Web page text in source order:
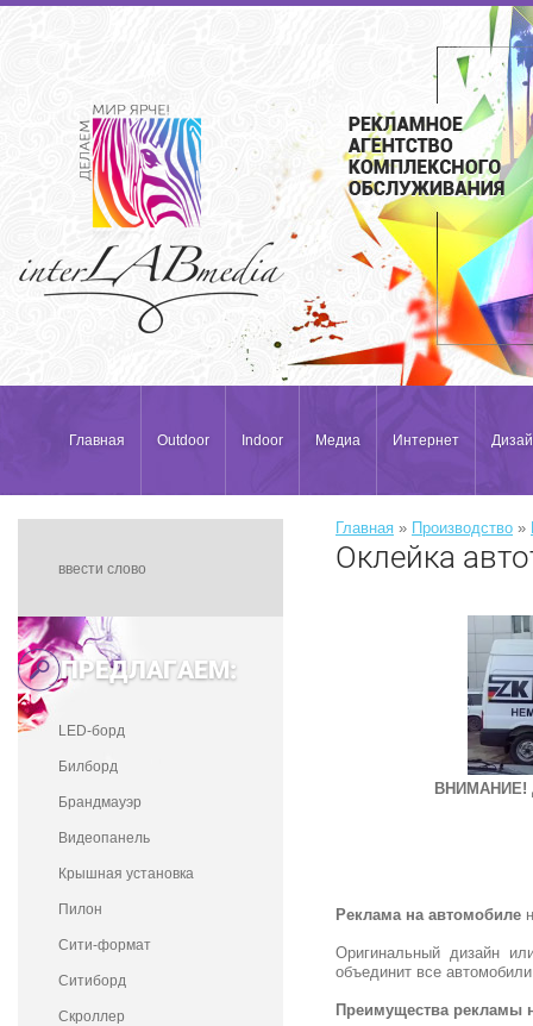
Главная Outdoor Indoor Медиа Интернет
ПРЕДЛАГАЕМ:
LED-борд
Билборд
Брандмауэр
Видеопанель
Крышная установка
Пилон
Сити-формат
Ситиборд
Скроллер
Главная » Производство »
Оклейка
Реклама на автомобиле
Оригинальный дизайн
объединит все
Преимущества рекламы